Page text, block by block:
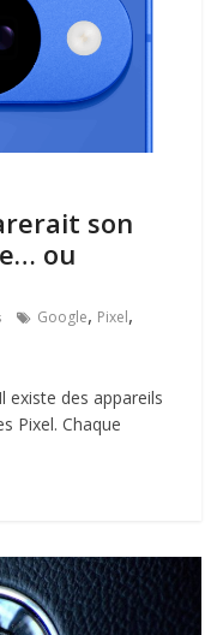
son
ou
Google, Pixel,
existe des appareils
Pixel. Chaque